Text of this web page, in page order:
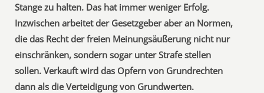
Stange zu halten. Das hat immer weniger Erfolg.
Inzwischen arbeitet der Gesetzgeber aber an Normen,
die das Recht der freien Meinungsäußerung nicht nur
einschränken, sondern sogar unter Strafe stellen
sollen. Verkauft wird das Opfern von Grundrechten
dann als die Verteidigung von Grundwerten.